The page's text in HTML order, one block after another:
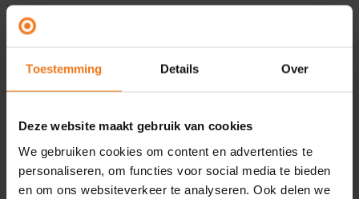
Toestemming Details Over
Deze website maakt gebruik van cookies
We gebruiken cookies om content en advertenties te
personaliseren, om functies voor social media te bieden
en om ons websiteverkeer te analyseren. Ook delen we
14
novIn het Omgevingsloket komt digitale informatie over
informatie over de leefomgeving op één plek bekijken
Omgevingswet (DSO). Vijf verschillende onderdelen
Het Omgevingsloket bestaat uit 5 onderdelen.
Initiatiefnemers kunnen onder andere checken of ze
[…]